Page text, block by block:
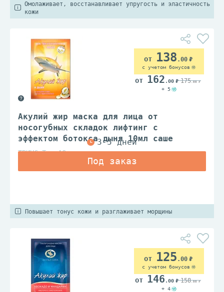
Омолаживает, восстанавливает упругость и эластичность
кожи
Акулий жир маска для лица от
носогубных складок лифтинг с
эффектом ботокса дыня 10мл саше
ТВИНС Тэк АО
138 .00
с учетом бонусов
162 .00 175.00
+ 5
Повышает тонус кожи и разглаживает морщины
125 .00
с учетом бонусов
146 .00 158.00
+ 4